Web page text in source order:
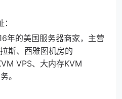
年的美国服务器商家，主营
斯、西雅图机房的
VPS、大内存KVM
。